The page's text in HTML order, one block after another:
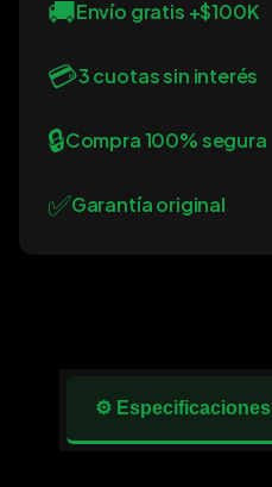
🚚Envío gratis +$100K
💳3 cuotas sin interés
🔒Compra 100% segura
✅Garantía original
⚙️ Especificaciones